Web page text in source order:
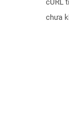
cURL
chưa